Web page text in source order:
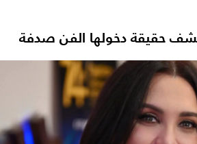
حقيقة دخولها الفن صدفة